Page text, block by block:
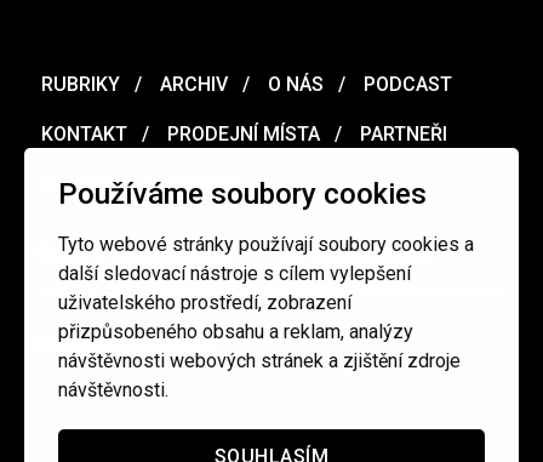
Používáme soubory cookies
Tyto webové stránky používají soubory cookies a
další sledovací nástroje s cílem vylepšení
uživatelského prostředí, zobrazení
přizpůsobeného obsahu a reklam, analýzy
návštěvnosti webových stránek a zjištění zdroje
návštěvnosti.
SOUHLASÍM
RUBRIKY ARCHIV O NÁS PODCAST
KONTAKT PRODEJNÍ MÍSTA PARTNEŘI
MERCH VOUCHER
Ochrana osobních údajů / Obchodní podmínky
redakce@cinepur.cz